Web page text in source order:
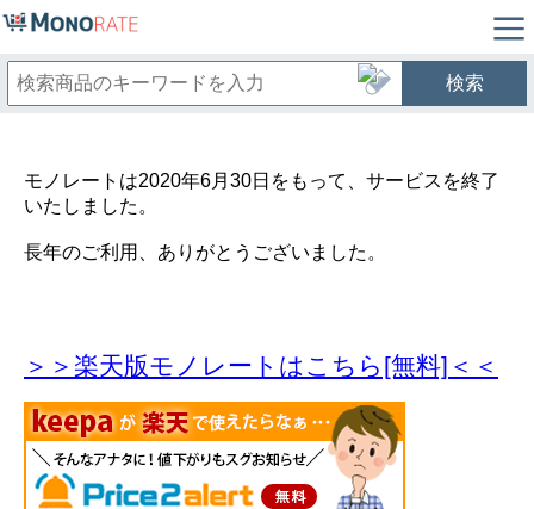
検索
モノレートは2020年6月30日をもって、サービスを終了
いたしました。
長年のご利用、ありがとうございました。
＞＞楽天版モノレートはこちら[無料]＜＜